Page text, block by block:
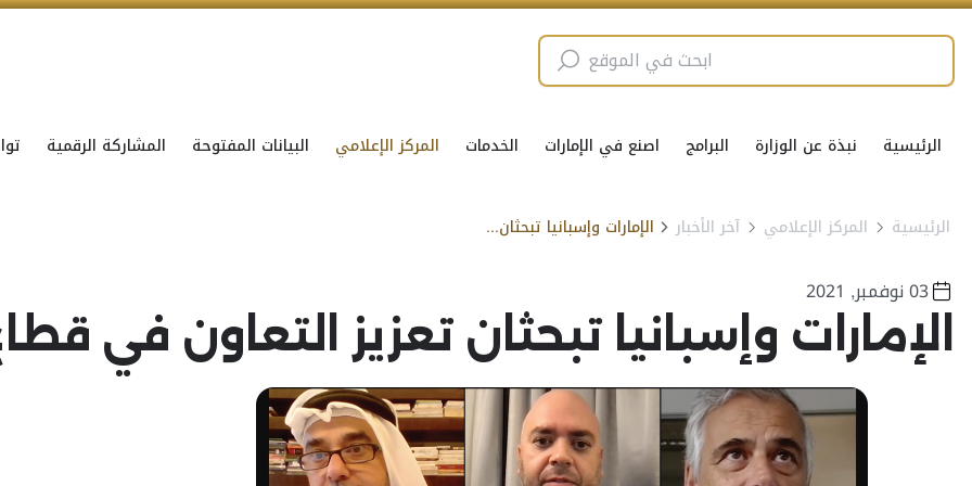
الرئيسية نبذة عن الوزارة البرامج اصنع في الإمارات الخدمات المركز الإعلامي البيانات المفتوحة المشاركة الرقمية
الرئيسية المركز الإعلامي آخر الأخبار الإمارات وإسبانيا تبحثان تعزيز التعاون في قطاع "علوم الحياة”
03 نوفمبر, 2021
الإمارات وإسبانيا تبحثان تعزيز التعاون في